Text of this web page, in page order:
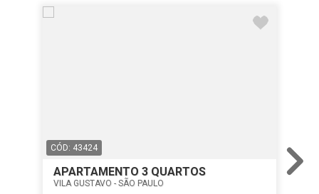
CÓD: 43424
APARTAMENTO 3 QUARTOS
VILA GUSTAVO - SÃO PAULO